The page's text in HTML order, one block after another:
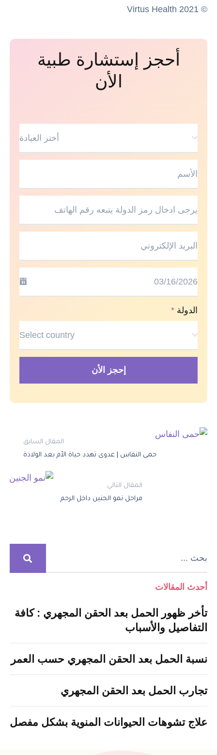
© Virtus Health 2021
أحجز إستشارة طبية
الأن
أختر العيادة
الدولة *
Select country
إحجز الأن
المقال السابق
حمى النفاس | عدوى تهدد حياة الأم بعد الولادة
المقال التالي
مراحل نمو الجنين داخل الرحم
أحدث المقالات
تأخر ظهور الحمل بعد الحقن المجهري : كافة
التفاصيل والأسباب
نسبة الحمل بعد الحقن المجهري حسب العمر
تجارب الحمل بعد الحقن المجهري
علاج تشوهات الحيوانات المنوية بشكل مفصل